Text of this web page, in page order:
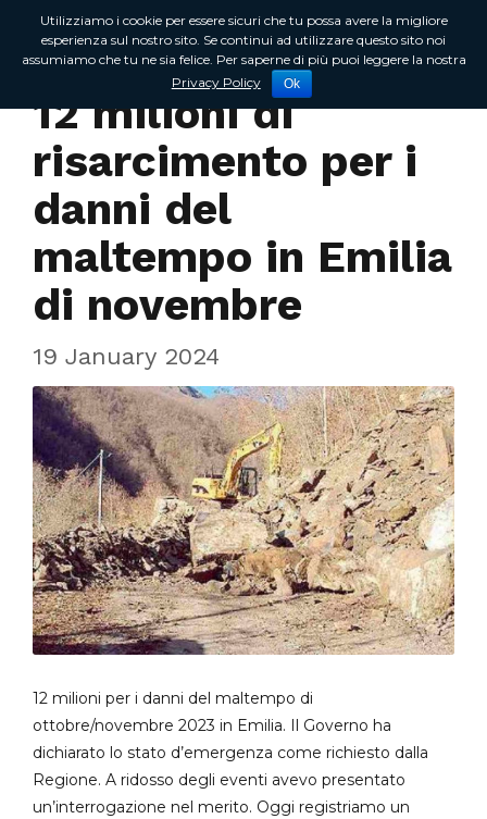
Incontri sul territorio
12 milioni di
risarcimento per i
danni del
maltempo in Emilia
di novembre
19 January 2024
12 milioni per i danni del maltempo di
ottobre/novembre 2023 in Emilia. Il Governo ha
dichiarato lo stato d’emergenza come richiesto dalla
Regione. A ridosso degli eventi avevo presentato
un’interrogazione nel merito. Oggi registriamo un
Utilizziamo i cookie per essere sicuri che tu possa avere la migliore
esperienza sul nostro sito. Se continui ad utilizzare questo sito noi
assumiamo che tu ne sia felice. Per saperne di più puoi leggere la nostra
Privacy Policy
Ok